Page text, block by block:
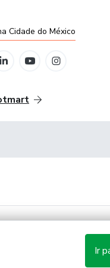
Ir
Cidade do México